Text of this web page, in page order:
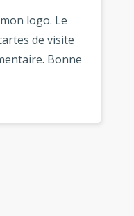
logo. Le
de visite
Bonne